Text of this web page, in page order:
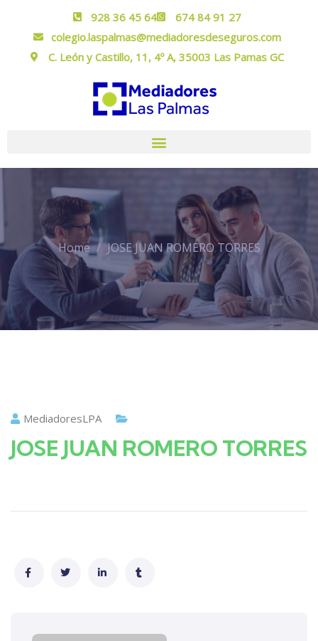
928 36 45 64
674 84 91 27
colegio.laspalmas@mediadoresdeseguros.com
C. León y Castillo, 11, 4º A, 35003 Las Pamas GC
Home JOSE JUAN ROMERO TORRES
MediadoresLPA
JOSE JUAN ROMERO TORRES